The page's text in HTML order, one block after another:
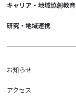
キャリア・地域協創教育
研究・地域連携
お知らせ
アクセス